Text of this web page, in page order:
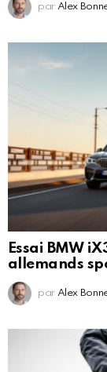
par Alex
Essai BMW
allemands
par Alex